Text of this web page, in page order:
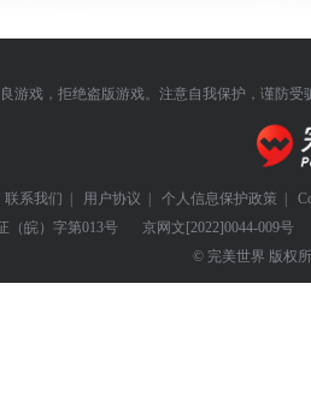
游戏，拒绝盗版游戏。注意自我保护，谨防受
联系我们 | 用户协议 | 个人信息保护政策 |
（皖）字第013号
京网文[2022]0044-009号
© 完美世界 版权所